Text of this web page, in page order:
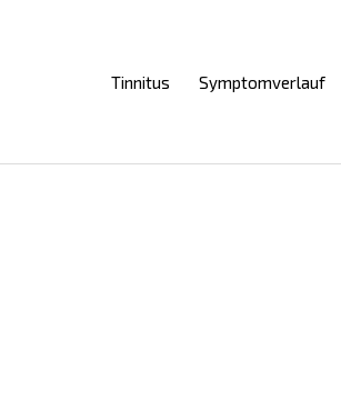
Tinnitus Symptomverlauf